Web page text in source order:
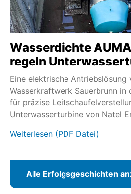
Wasserdichte
regeln
Eine elektrische Antriebslösung
Wasserkraftwerk Sauerbrunn in
für präzise
Unterwasserturbine von Natel
Weiterlesen (PDF Datei)
Alle Erfolgsgeschichten